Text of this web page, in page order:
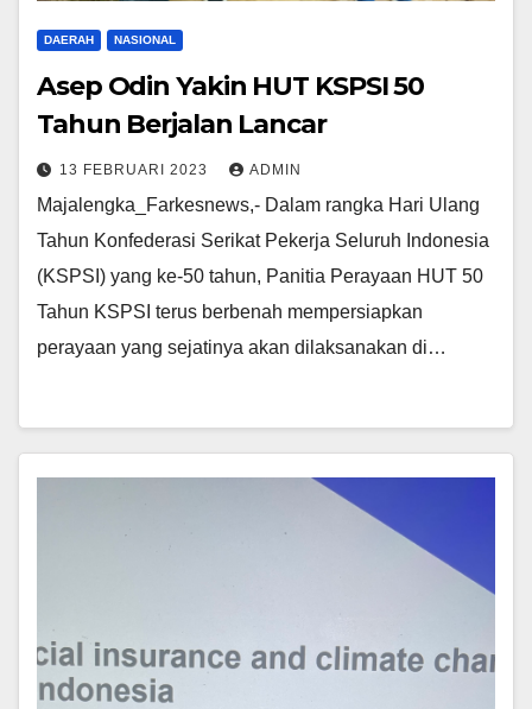
DAERAH NASIONAL
Asep Odin Yakin HUT KSPSI 50
Tahun Berjalan Lancar
13 FEBRUARI 2023 ADMIN
Majalengka_Farkesnews,- Dalam rangka Hari Ulang
Tahun Konfederasi Serikat Pekerja Seluruh Indonesia
(KSPSI) yang ke-50 tahun, Panitia Perayaan HUT 50
Tahun KSPSI terus berbenah mempersiapkan
perayaan yang sejatinya akan dilaksanakan di…